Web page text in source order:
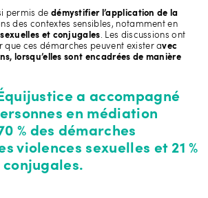
permis de démystifier l’application de la
des contextes sensibles, notamment en
et conjugales. Les discussions ont
ces démarches peuvent exister avec
lorsqu’elles sont encadrées de manière
a accompagné
en médiation
% des démarches
violences sexuelles et 21 %
conjugales.